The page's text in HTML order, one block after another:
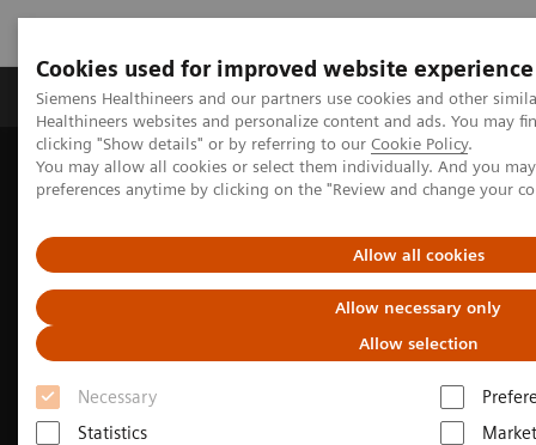
Cookies used for improved website experience
Siemens Healthineers and our partners use cookies and other
Healthineers websites and personalize content and ads. You may
clicking "Show details" or by referring to our Cookie Policy.
You may allow all cookies or select them individually. And you
preferences anytime by clicking on the "Review and change your
Allow all cookies
Allow necessary only
Allow selection
Necessary
Statistics
Produkte & Services Fachbereiche
Home Medizinische Bildgebung
Computertomographie
Die NAEOTOM Alpha-Klasse
NAEOTOM Alpha®